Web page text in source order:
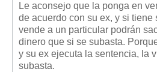
Le aconsejo que la ponga en
de acuerdo con su ex, y si tiene
vende a un particular podrán
dinero que si se subasta.
y su ex ejecuta la sentencia, la
subasta.